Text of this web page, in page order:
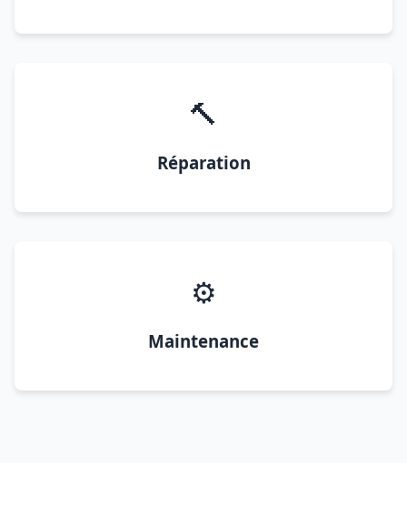
🔨
Réparation
⚙️
Maintenance